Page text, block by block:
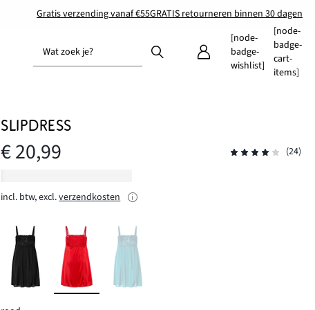
Gratis verzending vanaf €55GRATIS retourneren binnen 30 dagen
Wat zoek je?
[node-
badge-
wishlist]
[node-
badge-
cart-
items]
SLIPDRESS
€ 20,99 (24)
incl. btw, excl.verzendkosten